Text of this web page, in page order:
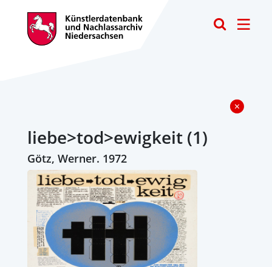
liebe>tod>ewigkeit (1)
Götz, Werner. 1972